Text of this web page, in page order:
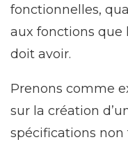
fonctionnelles,
aux fonctions que
doit avoir.
Prenons comme
sur la création
spécifications